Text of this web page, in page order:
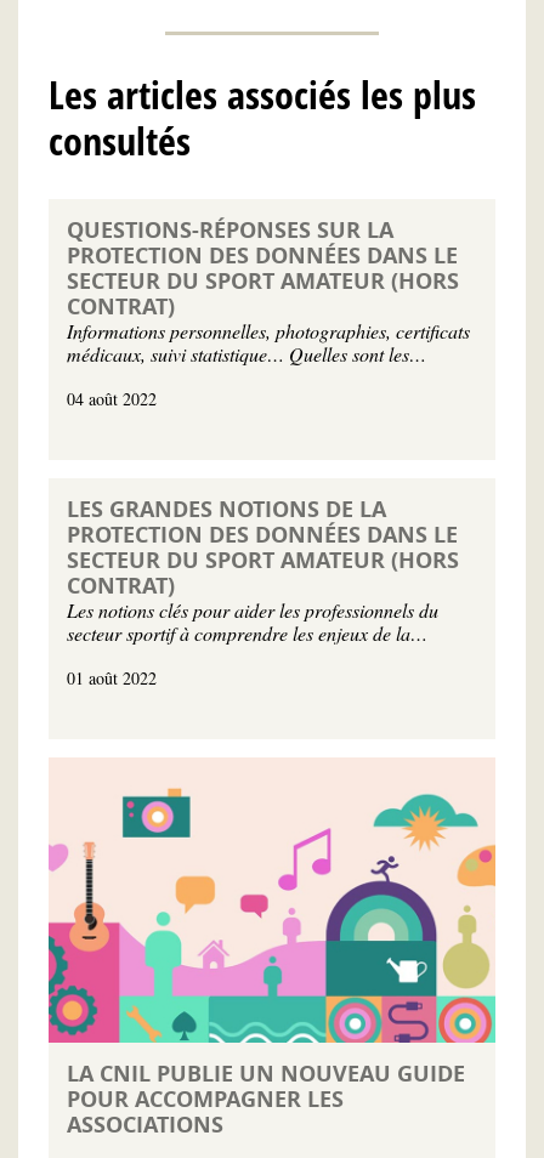
Les articles associés les plus
consultés
QUESTIONS-RÉPONSES SUR LA
PROTECTION DES DONNÉES DANS LE
SECTEUR DU SPORT AMATEUR (HORS
CONTRAT)
Informations personnelles, photographies, certificats
médicaux, suivi statistique… Quelles sont les…
04 août 2022
LES GRANDES NOTIONS DE LA
PROTECTION DES DONNÉES DANS LE
SECTEUR DU SPORT AMATEUR (HORS
CONTRAT)
Les notions clés pour aider les professionnels du
secteur sportif à comprendre les enjeux de la…
01 août 2022
LA CNIL PUBLIE UN NOUVEAU GUIDE
POUR ACCOMPAGNER LES
ASSOCIATIONS